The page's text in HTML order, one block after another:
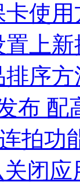
使用
置上
序方
布 配
拍功
闭